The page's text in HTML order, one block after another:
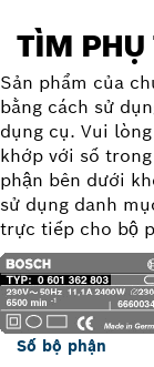
TÌM PHỤ
Sản phẩm của
bằng cách sử
dụng cụ. Vui
khớp với số
phận bên dưới
sử dụng danh
trực tiếp cho bộ
Số bộ phận